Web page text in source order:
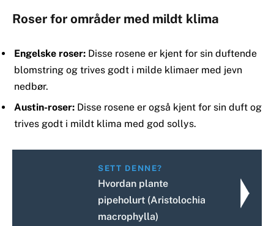
Roser for områder med mildt klima
Engelske roser: Disse rosene er kjent for sin duftende
blomstring og trives godt i milde klimaer med jevn
nedbør.
Austin-roser: Disse rosene er også kjent for sin duft og
trives godt i mildt klima med god sollys.
SETT DENNE?
Hvordan plante
pipeholurt (Aristolochia
macrophylla)